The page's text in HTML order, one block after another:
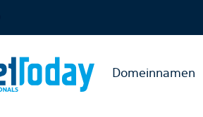
Domeinnamen